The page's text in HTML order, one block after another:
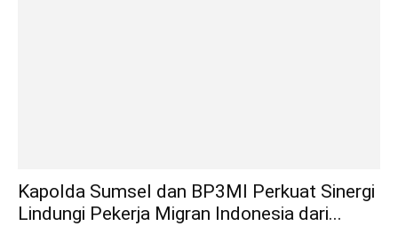
Kapolda Sumsel dan BP3MI Perkuat Sinergi
Lindungi Pekerja Migran Indonesia dari...